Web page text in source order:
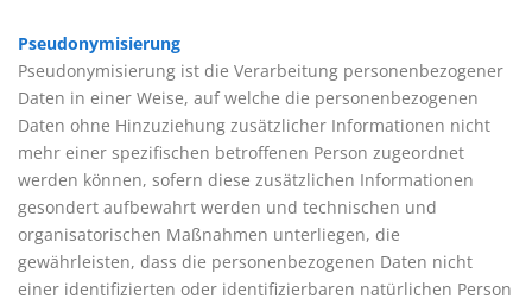
Pseudonymisierung
Pseudonymisierung ist die Verarbeitung personenbezogener
Daten in einer Weise, auf welche die personenbezogenen
Daten ohne Hinzuziehung zusätzlicher Informationen nicht
mehr einer spezifischen betroffenen Person zugeordnet
werden können, sofern diese zusätzlichen Informationen
gesondert aufbewahrt werden und technischen und
organisatorischen Maßnahmen unterliegen, die
gewährleisten, dass die personenbezogenen Daten nicht
einer identifizierten oder identifizierbaren natürlichen Person